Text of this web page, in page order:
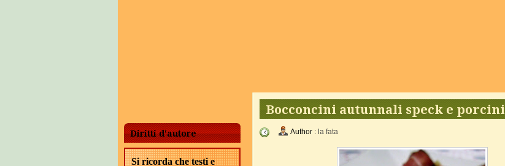
Diritti d'autore
Si ricorda che testi e
Bocconcini autunnali speck e porcini
Author : la fata